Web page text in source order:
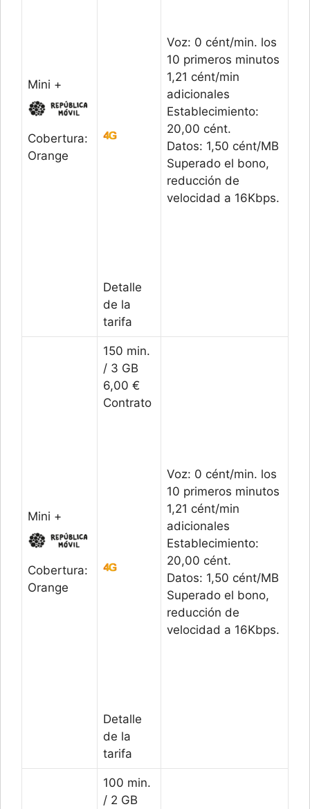
Mini +
Cobertura:
Orange
Detalle
de la
tarifa
Voz: 0 cént/min. los
10 primeros minutos
1,21 cént/min
adicionales
Establecimiento:
20,00 cént.
Datos: 1,50 cént/MB
Superado el bono,
reducción de
velocidad a 16Kbps.
Mini +
Cobertura:
Orange
150 min.
/ 3 GB
6,00 €
Contrato
Detalle
de la
tarifa
Voz: 0 cént/min. los
10 primeros minutos
1,21 cént/min
adicionales
Establecimiento:
20,00 cént.
Datos: 1,50 cént/MB
Superado el bono,
reducción de
velocidad a 16Kbps.
100 min.
/ 2 GB